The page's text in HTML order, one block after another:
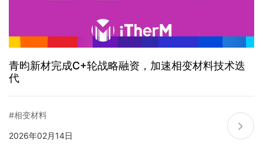
青昀新材完成C+轮战略融资，加速相变材料技术迭
代
#相变材料
2026年02月14日